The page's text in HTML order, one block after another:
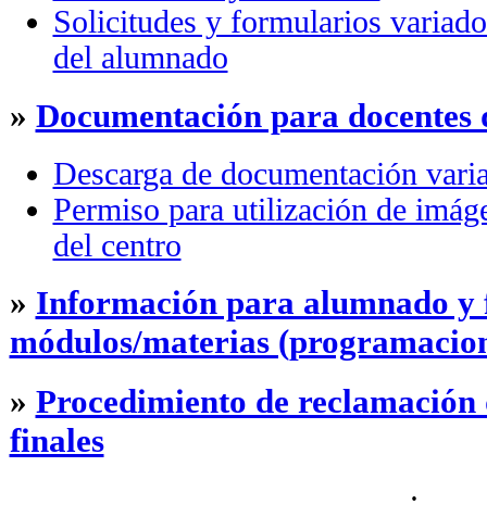
Solicitudes y formularios
del alumnado
» Documentación para docentes
Descarga de documentación
Permiso para utilización de
del centro
» Información para alumnado y
módulos/materias
» Procedimiento de reclamación
finales
·